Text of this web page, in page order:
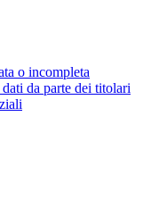
o incompleta
da parte dei titolari